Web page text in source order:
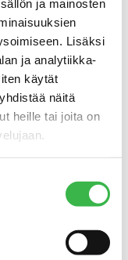
ja mainosten
Lisäksi
ja analytiikka-
käytät
näitä
heille tai joita on